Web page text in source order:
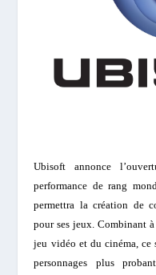
Ubisoft annonce
performance de rang
permettra la création de
pour ses jeux. Combinant
jeu vidéo et du cinéma, ce
personnages plus